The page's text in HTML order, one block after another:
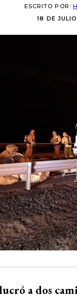
ESCRITO POR:
18 DE
a dos